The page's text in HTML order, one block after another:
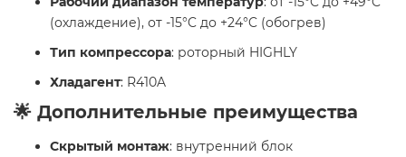
(охлаждение), от -15°C до +24°C (обогрев)
Тип компрессора: роторный HIGHLY
Хладагент: R410A
🌟 Дополнительные преимущества
Скрытый монтаж: внутренний блок